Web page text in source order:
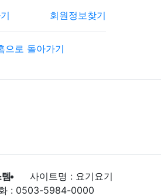
회원정보찾기
으로 돌아가기
사이트명 : 요기요기
: 0503-5984-0000